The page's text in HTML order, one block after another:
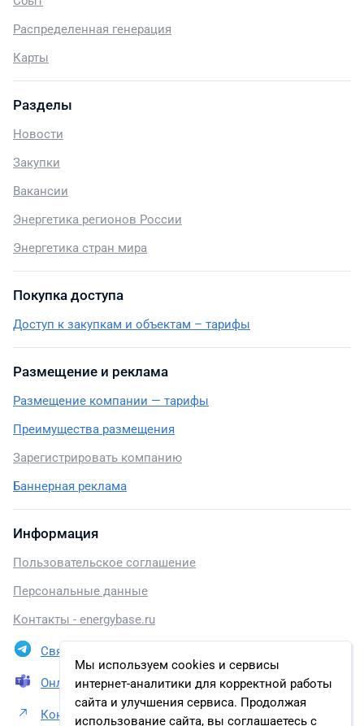
Мы используем cookies и сервисы
интернет-аналитики для корректной работы
сайта и улучшения сервиса. Продолжая
использование сайта, вы соглашаетесь с
Распределенная генерация
Карты
Разделы
Новости
Закупки
Вакансии
Энергетика регионов России
Энергетика стран мира
Покупка доступа
Доступ к закупкам и объектам – тарифы
Размещение и реклама
Размещение компании — тарифы
Преимущества размещения
Зарегистрировать компанию
Баннерная реклама
Информация
Пользовательское соглашение
Персональные данные
Контакты - energybase.ru
Связаться в Telegram
Онлайн презентация
Контакты АО «Таразэнергоцентр»